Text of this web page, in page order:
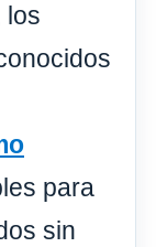
los
para
sin